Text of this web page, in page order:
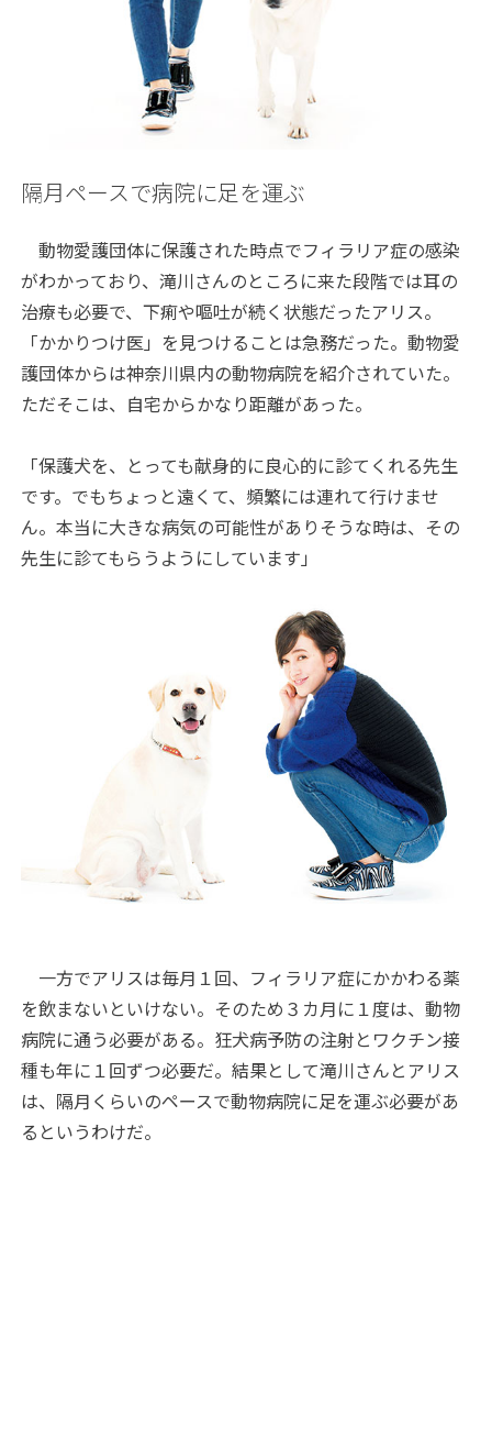
隔月ペースで病院に足を運ぶ
動物愛護団体に保護された時点でフィラリア症の感染
がわかっており、滝川さんのところに来た段階では耳の
治療も必要で、下痢や嘔吐が続く状態だったアリス。
「かかりつけ医」を見つけることは急務だった。動物愛
護団体からは神奈川県内の動物病院を紹介されていた。
ただそこは、自宅からかなり距離があった。
「保護犬を、とっても献身的に良心的に診てくれる先生
です。でもちょっと遠くて、頻繁には連れて行けませ
ん。本当に大きな病気の可能性がありそうな時は、その
先生に診てもらうようにしています」
一方でアリスは毎月１回、フィラリア症にかかわる薬
を飲まないといけない。そのため３カ月に１度は、動物
病院に通う必要がある。狂犬病予防の注射とワクチン接
種も年に１回ずつ必要だ。結果として滝川さんとアリス
は、隔月くらいのペースで動物病院に足を運ぶ必要があ
るというわけだ。